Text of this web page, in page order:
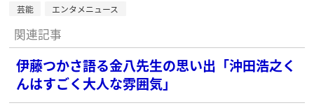
芸能 エンタメニュース
関連記事
伊藤つかさ語る金八先生の思い出「沖田浩之く
んはすごく大人な雰囲気」